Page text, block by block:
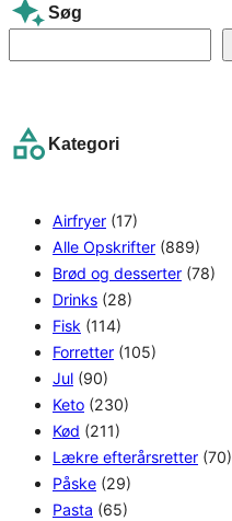
Søg
e
c
Kategori
Airfryer (17)
Alle Opskrifter (889)
Brød og desserter (78)
Drinks (28)
Fisk (114)
Forretter (105)
Jul (90)
Keto (230)
Kød (211)
Lækre efterårsretter (70)
Påske (29)
Pasta (65)